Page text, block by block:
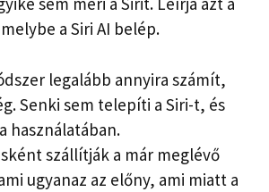
a Siri AI belép.
legalább annyira számít,
Senki sem telepíti a Siri-t, és
használatában.
szállítják a már meglévő
ugyanaz az előny, ami miatt a